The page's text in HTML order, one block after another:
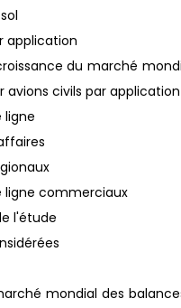
application
du marché
avions civils par application
ligne
ligne commerciaux
l'étude
mondial des